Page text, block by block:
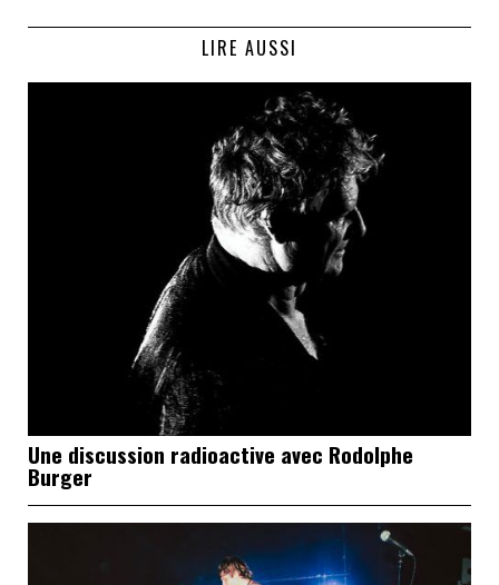
LIRE AUSSI
Une discussion radioactive avec Rodolphe
Burger